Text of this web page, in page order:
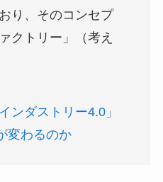
り、そのコンセプ
クトリー」（考え
ンダストリー4.0」
変わるのか